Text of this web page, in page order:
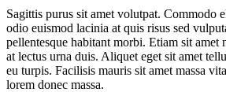
Sagittis purus sit amet volutpat. Commodo
odio euismod lacinia at quis risus sed
pellentesque habitant morbi. Etiam sit
at lectus urna duis. Aliquet eget sit amet
eu turpis. Facilisis mauris sit amet massa
lorem donec massa.